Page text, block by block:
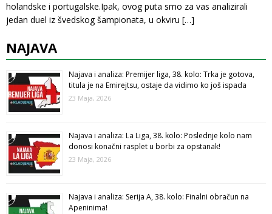
holandske i portugalske.Ipak, ovog puta smo za vas analizirali
jedan duel iz švedskog šampionata, u okviru […]
NAJAVA
Najava i analiza: Premijer liga, 38. kolo: Trka je gotova,
titula je na Emirejtsu, ostaje da vidimo ko još ispada
23 Maja, 2026
Najava i analiza: La Liga, 38. kolo: Poslednje kolo nam
donosi konačni rasplet u borbi za opstanak!
23 Maja, 2026
Najava i analiza: Serija A, 38. kolo: Finalni obračun na
Apeninima!